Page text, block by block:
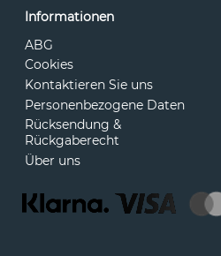
Informationen
ABG
Cookies
Kontaktieren Sie uns
Personenbezogene Daten
Rücksendung &
Rückgaberecht
Über uns